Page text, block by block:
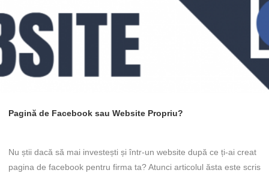
Pagină de Facebook sau Website Propriu?
Nu știi dacă să mai investești și într-un website după ce ți-ai creat
pagina de facebook pentru firma ta? Atunci articolul ăsta este scris